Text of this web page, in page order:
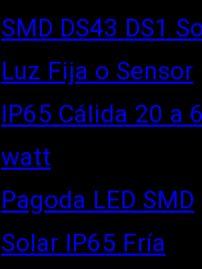
SMD DS43 DS1
Luz Fija o Sensor
IP65 Cálida 20 a
watt
Pagoda LED SMD
Solar IP65 Fría